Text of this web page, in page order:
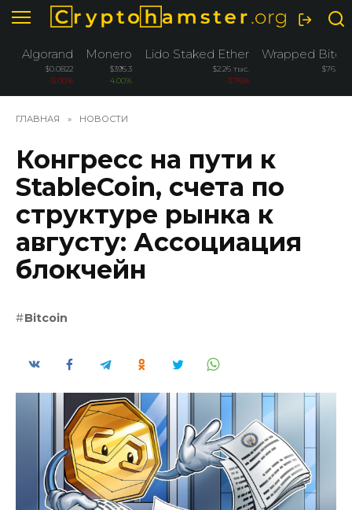
Перейти
содержанию
Algorand
$0.0822
-5.00%
Monero
$395.3
4.00%
Lido Staked Ether
$2.26 тыс.
-3.76%
Wrapped
$76.2
-
ГЛАВНАЯ » НОВОСТИ
Конгресс на пути к
StableCoin, счета по
структуре рынка к
августу: Ассоциация
блокчейн
Bitcoin